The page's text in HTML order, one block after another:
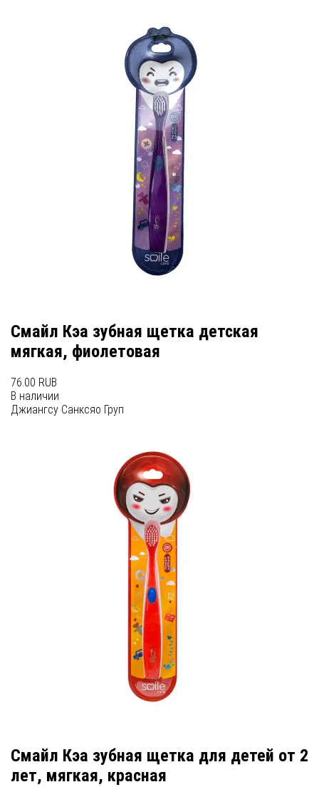
Смайл Кэа зубная щетка детская
мягкая, фиолетовая
76.00 RUB
В наличии
Джиангсу Санксяо Груп
Смайл Кэа зубная щетка для детей от 2
лет, мягкая, красная